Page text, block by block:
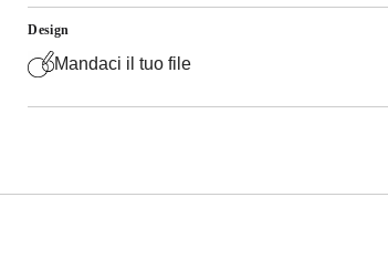
Design
Mandaci il tuo file